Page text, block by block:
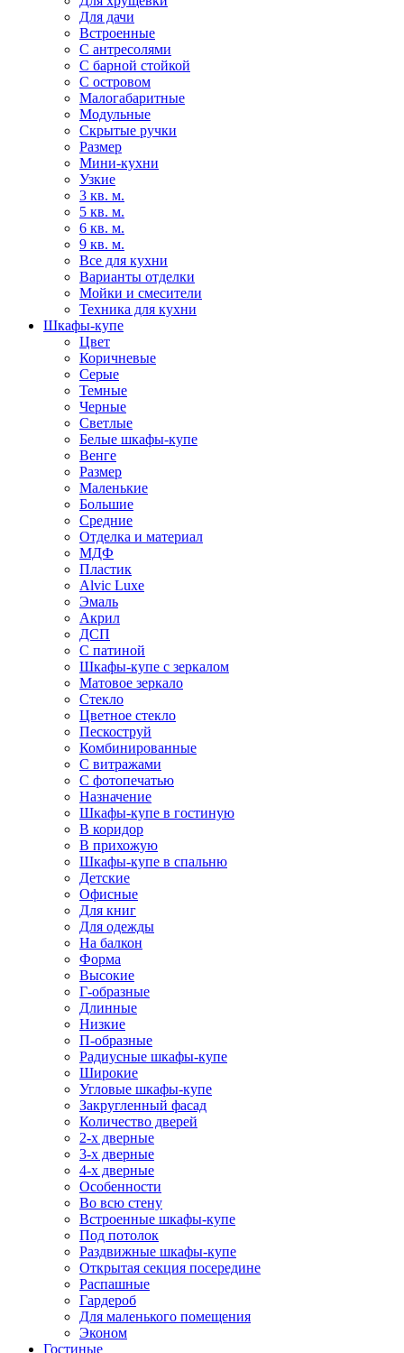
Для дачи
Встроенные
С антресолями
С барной стойкой
С островом
Малогабаритные
Модульные
Скрытые ручки
Размер
Мини-кухни
Узкие
3 кв. м.
5 кв. м.
6 кв. м.
9 кв. м.
Все для кухни
Варианты отделки
Мойки и смесители
Техника для кухни
Шкафы-купе
Цвет
Коричневые
Серые
Темные
Черные
Светлые
Белые шкафы-купе
Венге
Размер
Маленькие
Большие
Средние
Отделка и материал
МДФ
Пластик
Alvic Luxe
Эмаль
Акрил
ДСП
С патиной
Шкафы-купе с зеркалом
Матовое зеркало
Стекло
Цветное стекло
Пескоструй
Комбинированные
С витражами
С фотопечатью
Назначение
Шкафы-купе в гостиную
В коридор
В прихожую
Шкафы-купе в спальню
Детские
Офисные
Для книг
Для одежды
На балкон
Форма
Высокие
Г-образные
Длинные
Низкие
П-образные
Радиусные шкафы-купе
Широкие
Угловые шкафы-купе
Закругленный фасад
Количество дверей
2-х дверные
3-х дверные
4-х дверные
Особенности
Во всю стену
Встроенные шкафы-купе
Под потолок
Раздвижные шкафы-купе
Открытая секция посередине
Распашные
Гардероб
Для маленького помещения
Эконом
Гостиные